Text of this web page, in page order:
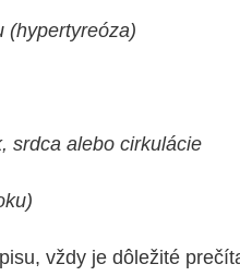
(hypertyreóza)
srdca alebo cirkulácie
vždy je dôležité